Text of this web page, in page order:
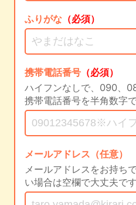
ふりがな （必須）
携帯電話番号 （必須）
ハイフンなしで、090、
携帯電話番号を半角数字
メールアドレス（任意）
メールアドレスをお持ち
い場合は空欄で大丈夫です